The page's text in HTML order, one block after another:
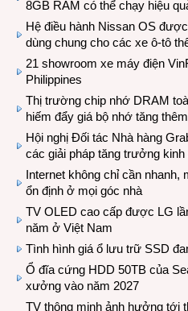
8GB RAM có thể chạy hiệu
Hệ điều hành Nissan OS
dùng chung cho các xe ô-tô
21 showroom xe máy điện
Philippines
Thị trường chip nhớ DRAM
hiếm đẩy giá bộ nhớ tăng thêm
Hội nghị Đối tác Nhà hàng
các giải pháp tăng trưởng kinh
Internet không chỉ cần nhanh,
ổn định ở mọi góc nhà
TV OLED cao cấp được LG
năm ở Việt Nam
Tình hình giá ổ lưu trữ SSD
Ổ đĩa cứng HDD 50TB của
xưởng vào năm 2027
TV thông minh ảnh hưởng tới